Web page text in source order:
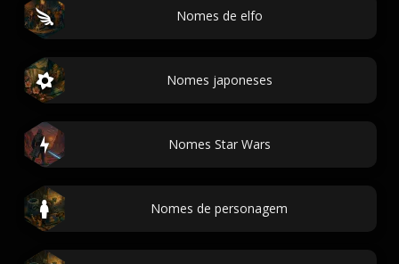
Nomes de elfo
Nomes japoneses
Nomes Star Wars
Nomes de personagem